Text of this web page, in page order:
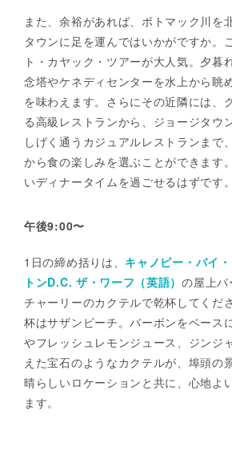
また、余裕があれば、ポトマック川を
タウンに足を運んではいかがですか。
ト・カヤック・ツアーが大人気。夕暮
念塔やケネディセンターを水上から眺
を味わえます。さらにその近隣には、
る高級レストランから、ジョージタウ
しげく通うカジュアルレストランまで
から食の楽しみを選ぶことができます
いディナータイムを過ごせるはずです。
午後9:00〜
1日の締め括りは、 キャノピー・バイ
トンD.C. ザ・ワーフ（英語）の屋上バ
チャーリーのカクテルで乾杯してくだ
杯はサザンビーチ。バーボンをベース
やフレッシュレモンジュース、ジンジ
えた宝石のようなカクテルが、埠頭の
晴らしいロケーションと共に、心地よ
ます。